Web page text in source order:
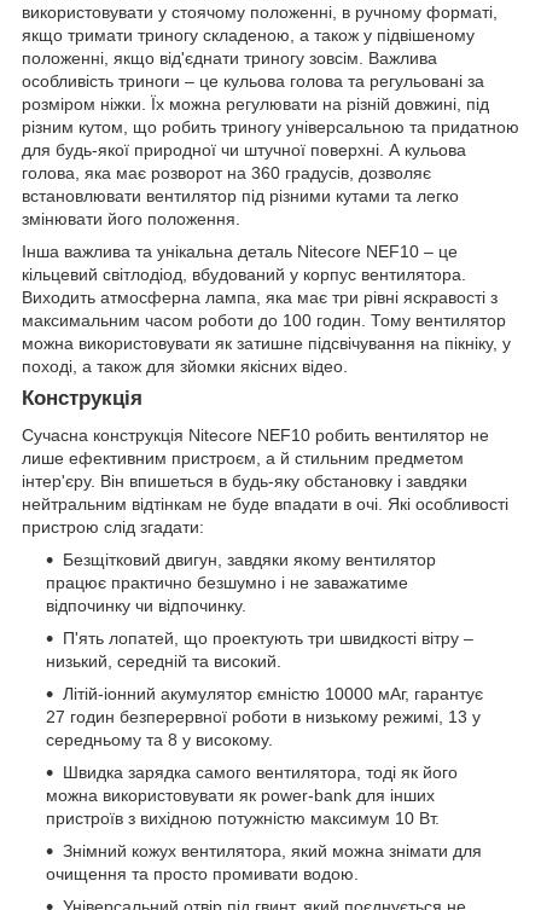
використовувати у стоячому положенні, в ручному форматі,
якщо тримати триногу складеною, а також у підвішеному
положенні, якщо від'єднати триногу зовсім. Важлива
особливість триноги – це кульова голова та регульовані за
розміром ніжки. Їх можна регулювати на різній довжині, під
різним кутом, що робить триногу універсальною та придатною
для будь-якої природної чи штучної поверхні. А кульова
голова, яка має розворот на 360 градусів, дозволяє
встановлювати вентилятор під різними кутами та легко
змінювати його положення.
Інша важлива та унікальна деталь Nitecore NEF10 – це
кільцевий світлодіод, вбудований у корпус вентилятора.
Виходить атмосферна лампа, яка має три рівні яскравості з
максимальним часом роботи до 100 годин. Тому вентилятор
можна використовувати як затишне підсвічування на пікніку, у
поході, а також для зйомки якісних відео.
Конструкція
Сучасна конструкція Nitecore NEF10 робить вентилятор не
лише ефективним пристроєм, а й стильним предметом
інтер'єру. Він впишеться в будь-яку обстановку і завдяки
нейтральним відтінкам не буде впадати в очі. Які особливості
пристрою слід згадати:
Безщітковий двигун, завдяки якому вентилятор
працює практично безшумно і не заважатиме
відпочинку чи відпочинку.
П'ять лопатей, що проектують три швидкості вітру –
низький, середній та високий.
Літій-іонний акумулятор ємністю 10000 мАг, гарантує
27 годин безперервної роботи в низькому режимі, 13 у
середньому та 8 у високому.
Швидка зарядка самого вентилятора, тоді як його
можна використовувати як power-bank для інших
пристроїв з вихідною потужністю максимум 10 Вт.
Знімний кожух вентилятора, який можна знімати для
очищення та просто промивати водою.
Універсальний отвір під гвинт, який поєднується не